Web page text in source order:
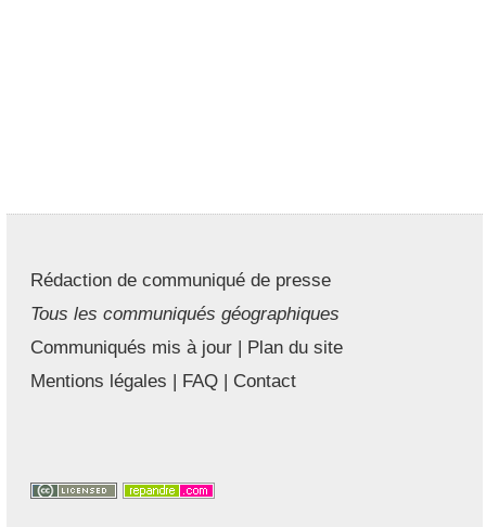
Rédaction de communiqué de presse
Tous les communiqués géographiques
Communiqués mis à jour | Plan du site
Mentions légales | FAQ | Contact